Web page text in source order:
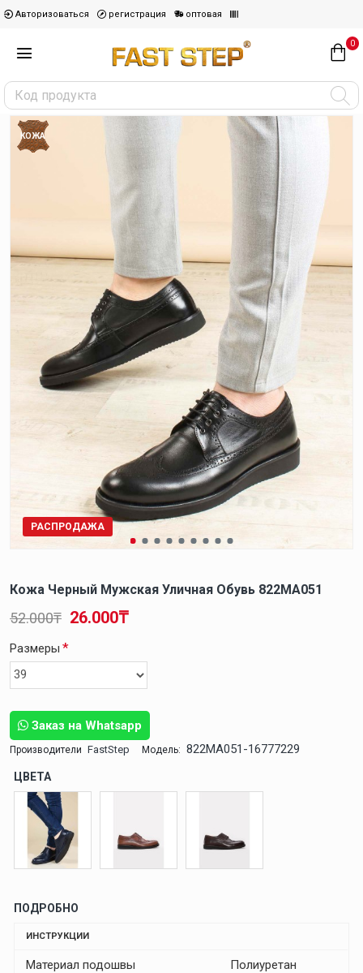
Авторизоваться регистрация оптовая
0
КОЖА
РАСПРОДАЖА
Кожа Черный Мужская Уличная Обувь 822MA051
Заказ на Whatsapp
Производители FastStep Модель: 822MA051-16777229
26.000₸
52.000₸
Размеры
ЦВЕТА
ПОДРОБНО
ИНСТРУКЦИИ
Материал подошвы Полиуретан